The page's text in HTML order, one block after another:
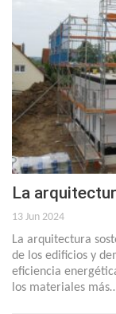
La
13 Jun 2024
La arquitectura
de los edificios y
eficiencia
los materiales